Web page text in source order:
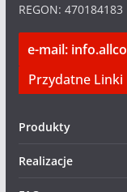
REGON: 470184183
e-mail:
Przydatne Linki
Produkty
Realizacje